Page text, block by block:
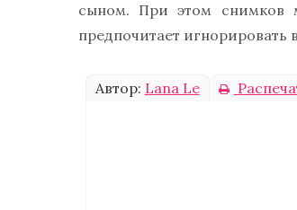
сыном. При этом снимков
предпочитает игнорировать
Автор: Lana Le